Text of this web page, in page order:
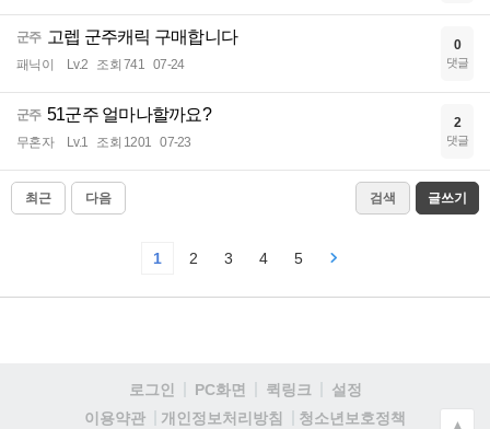
군주 고렙 군주캐릭 구매합니다
패닉이 Lv.2 조회 741 07-24
0
댓글
군주 51군주 얼마나할까요?
무혼자 Lv.1 조회 1201 07-23
2
댓글
최근 다음 검색 글쓰기
1 2 3 4 5
로그인 PC화면 퀵링크
설정
이용약관
개인정보처리방침
청소년보호정책
▲